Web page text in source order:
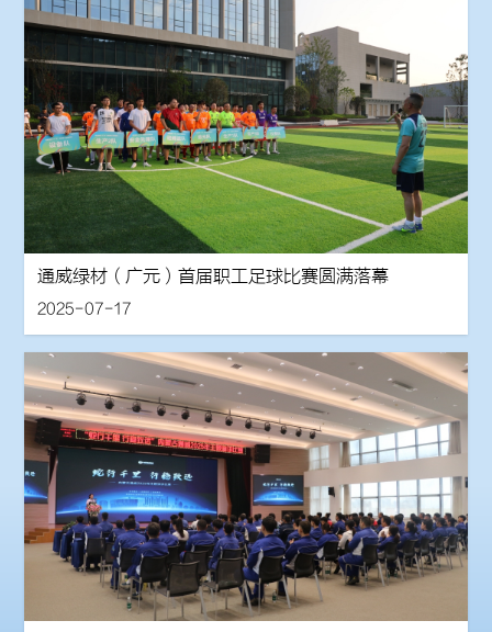
通威绿材（广元）首届职工足球比赛圆满落幕
2025-07-17